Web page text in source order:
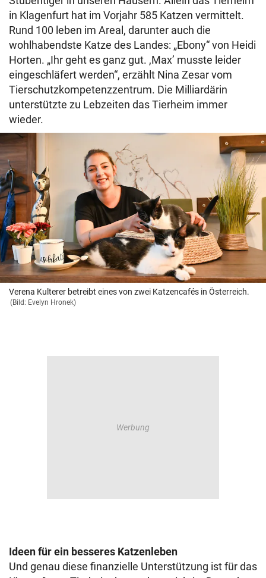
in Klagenfurt hat im Vorjahr 585 Katzen vermittelt.
Rund 100 leben im Areal, darunter auch die
wohlhabendste Katze des Landes: „Ebony“ von Heidi
Horten. „Ihr geht es ganz gut. ,Max’ musste leider
eingeschläfert werden“, erzählt Nina Zesar vom
Tierschutzkompetenzzentrum. Die Milliardärin
unterstützte zu Lebzeiten das Tierheim immer
wieder.
Verena Kulterer betreibt eines von zwei Katzencafés in Österreich.
(Bild: Evelyn Hronek)
Ideen für ein besseres Katzenleben
Und genau diese finanzielle Unterstützung ist für das